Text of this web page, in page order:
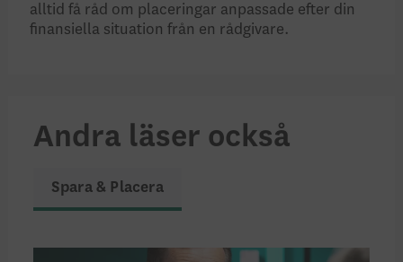
alltid få råd om placeringar anpassade efter din
finansiella situation från en rådgivare.
Andra läser också
Spara & Placera